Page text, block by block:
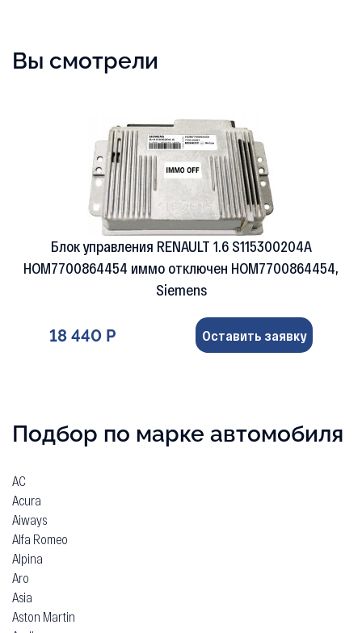
Вы смотрели
Блок управления RENAULT 1.6 S115300204A
HOM7700864454 иммо отключен HOM7700864454,
Siemens
18 440 Р Оставить заявку
Подбор по марке автомобиля
AC
Acura
Aiways
Alfa Romeo
Alpina
Aro
Asia
Aston Martin